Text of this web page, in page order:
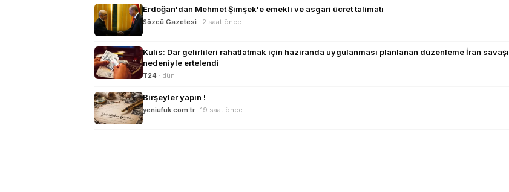
Erdoğan'dan Mehmet Şimşek'e emekli ve asgari ücret talimatı
Sözcü Gazetesi · 2 saat önce
Kulis: Dar gelirlileri rahatlatmak için haziranda uygulanması planlanan düzenleme İran savaşı
nedeniyle ertelendi
T24 · dün
Birşeyler yapın !
yeniufuk.com.tr· 19 saat önce